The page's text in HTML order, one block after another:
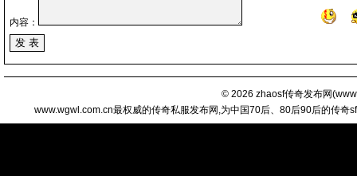
内容：
© 2026 zhaosf传奇发布网(
www.wgwl.com.cn最权威的传奇私服发布网,为中国70后、80后90后的传